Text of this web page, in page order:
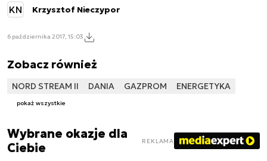
KN Krzysztof Nieczypor
6 października 2017, 15:03
Zobacz również
NORD STREAM II DANIA GAZPROM ENERGETYKA
pokaż wszystkie
Wybrane okazje dla
Ciebie
REKLAMA